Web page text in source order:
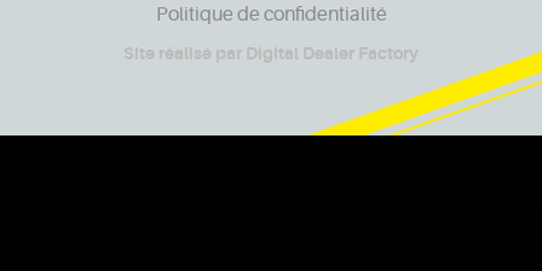
Politique de confidentialité
Site réalisé par Digital Dealer Factory